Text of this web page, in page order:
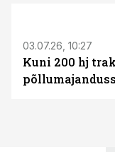
03.07.26, 10:27
Kuni 200 hj